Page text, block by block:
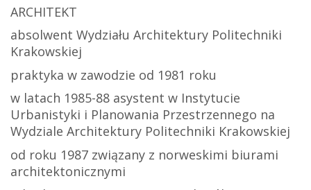
ARCHITEKT
absolwent Wydziału Architektury Politechniki
Krakowskiej
praktyka w zawodzie od 1981 roku
w latach 1985-88 asystent w Instytucie
Urbanistyki i Planowania Przestrzennego na
Wydziale Architektury Politechniki Krakowskiej
od roku 1987 związany z norweskimi biurami
architektonicznymi